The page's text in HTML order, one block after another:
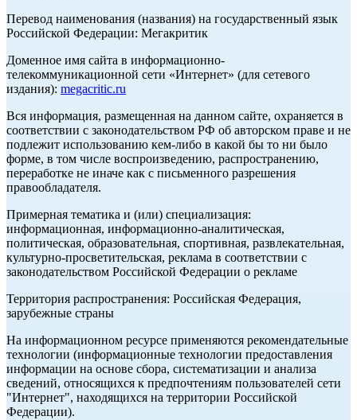
Перевод наименования (названия) на государственный язык
Российской Федерации: Мегакритик
Доменное имя сайта в информационно-
телекоммуникационной сети «Интернет» (для сетевого
издания): megacritic.ru
Вся информация, размещенная на данном сайте, охраняется в
соответствии с законодательством РФ об авторском праве и не
подлежит использованию кем-либо в какой бы то ни было
форме, в том числе воспроизведению, распространению,
переработке не иначе как с письменного разрешения
правообладателя.
Примерная тематика и (или) специализация:
информационная, информационно-аналитическая,
политическая, образовательная, спортивная, развлекательная,
культурно-просветительская, реклама в соответствии с
законодательством Российской Федерации о рекламе
Территория распространения: Российская Федерация,
зарубежные страны
На информационном ресурсе применяются рекомендательные
технологии (информационные технологии предоставления
информации на основе сбора, систематизации и анализа
сведений, относящихся к предпочтениям пользователей сети
"Интернет", находящихся на территории Российской
Федерации).